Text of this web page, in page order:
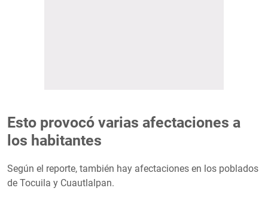
Esto provocó varias afectaciones a
los habitantes
Según el reporte, también hay afectaciones en los poblados
de Tocuila y Cuautlalpan.